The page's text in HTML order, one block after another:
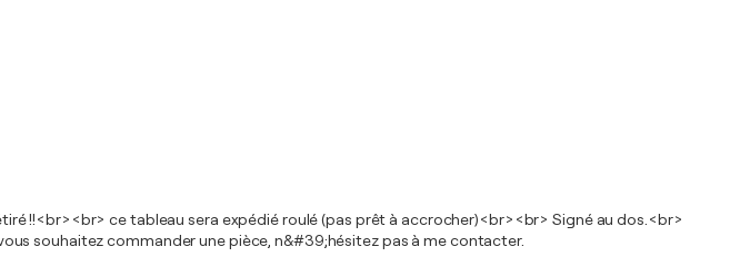
!!<br><br> ce tableau sera expédié roulé (pas prêt à accrocher)<br><br> Signé au dos.<br>
souhaitez commander une pièce, n&#39;hésitez pas à me contacter.